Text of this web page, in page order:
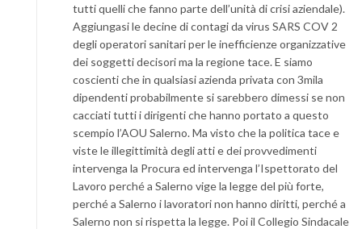
tutti quelli che fanno parte dell’unità di crisi aziendale).
Aggiungasi le decine di contagi da virus SARS COV 2
degli operatori sanitari per le inefficienze organizzative
dei soggetti decisori ma la regione tace. E siamo
coscienti che in qualsiasi azienda privata con 3mila
dipendenti probabilmente si sarebbero dimessi se non
cacciati tutti i dirigenti che hanno portato a questo
scempio l’AOU Salerno. Ma visto che la politica tace e
viste le illegittimità degli atti e dei provvedimenti
intervenga la Procura ed intervenga l’Ispettorato del
Lavoro perché a Salerno vige la legge del più forte,
perché a Salerno i lavoratori non hanno diritti, perché a
Salerno non si rispetta la legge. Poi il Collegio Sindacale